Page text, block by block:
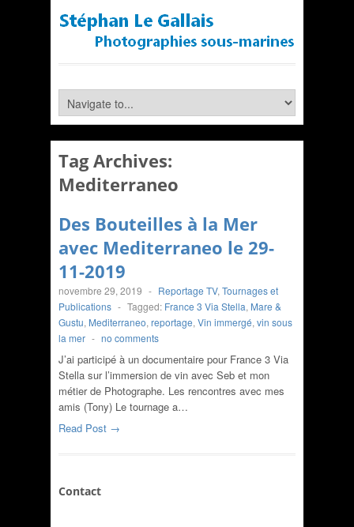
Tag Archives:
Mediterraneo
Des Bouteilles à la Mer
avec Mediterraneo le 29-
11-2019
novembre 29, 2019 - Reportage TV, Tournages et
Publications - Tagged: France 3 Via Stella, Mare &
Gustu, Mediterraneo, reportage, Vin immergé, vin sous
la mer - no comments
J’ai participé à un documentaire pour France 3 Via
Stella sur l’immersion de vin avec Seb et mon
métier de Photographe. Les rencontres avec mes
amis (Tony) Le tournage a…
Read Post →
Contact